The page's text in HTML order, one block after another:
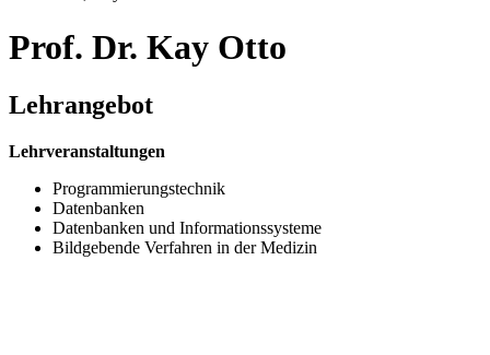
Prof. Dr. Kay Otto
Lehr­an­ge­bot
Lehrveranstaltungen
Programmierungstechnik
Datenbanken
Datenbanken und Informationssysteme
Bildgebende Verfahren in der Medizin